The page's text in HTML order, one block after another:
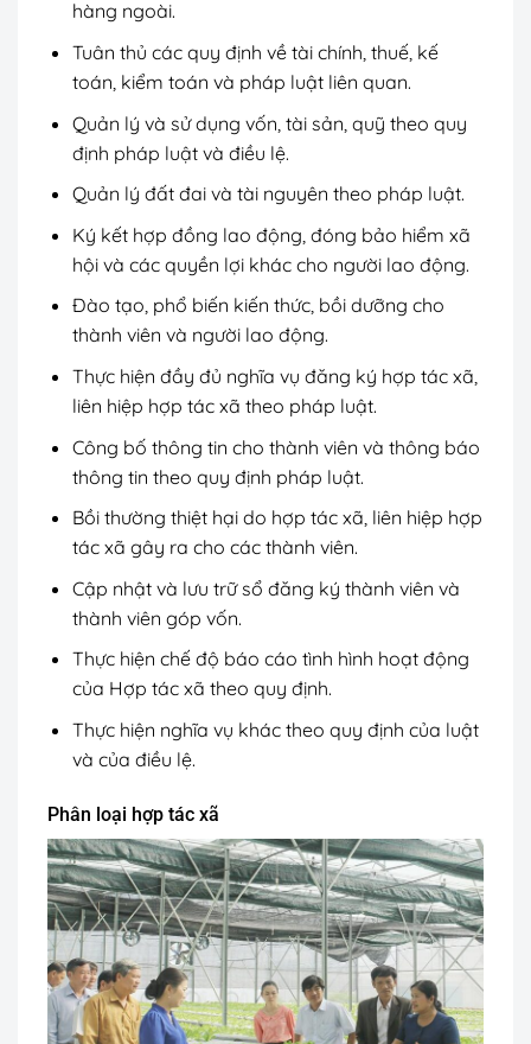
hàng ngoài.
Tuân thủ các quy định về tài chính, thuế, kế
toán, kiểm toán và pháp luật liên quan.
Quản lý và sử dụng vốn, tài sản, quỹ theo quy
định pháp luật và điều lệ.
Quản lý đất đai và tài nguyên theo pháp luật.
Ký kết hợp đồng lao động, đóng bảo hiểm xã
hội và các quyền lợi khác cho người lao động.
Đào tạo, phổ biến kiến thức, bồi dưỡng cho
thành viên và người lao động.
Thực hiện đầy đủ nghĩa vụ đăng ký hợp tác xã,
liên hiệp hợp tác xã theo pháp luật.
Công bố thông tin cho thành viên và thông báo
thông tin theo quy định pháp luật.
Bồi thường thiệt hại do hợp tác xã, liên hiệp hợp
tác xã gây ra cho các thành viên.
Cập nhật và lưu trữ sổ đăng ký thành viên và
thành viên góp vốn.
Thực hiện chế độ báo cáo tình hình hoạt động
của Hợp tác xã theo quy định.
Thực hiện nghĩa vụ khác theo quy định của luật
và của điều lệ.
Phân loại hợp tác xã